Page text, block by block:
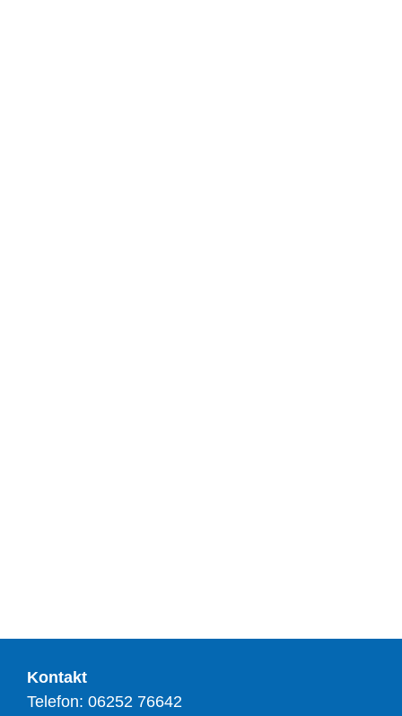
Kontakt
Telefon: 06252 76642